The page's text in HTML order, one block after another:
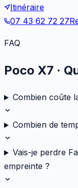
Itinéraire
07 43 62 72 27
FAQ
Poco X7 ·
Combien coûte
Combien de
Vais-je perdre
empreinte ?